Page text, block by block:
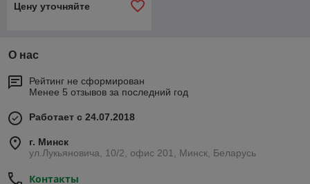
Цену уточняйте
О нас
Рейтинг не сформирован
Менее 5 отзывов за последний год
Работает с 24.07.2018
г. Минск
ул.Лукьяновича, 10/2, офис 201, Минск, Беларусь
Контакты